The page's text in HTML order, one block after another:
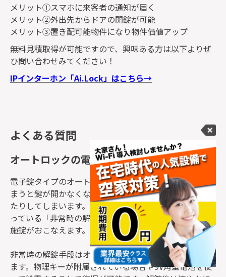
メリット①スマホに来客者の通知が届く
メリット②外出先からドアの開錠が可能
メリット③置き配可能物件になり物件価値アップ
無料見積取得が可能ですので、興味ある方は以下よりぜ
ひ問い合わせみてください！
IPインターホン「Ai.Lock」はこちら→
よくある質問
オートロックの電池切れの際の対処法は？
電子錠タイプのオートロックは、本体の電池が切れてし
まうと鍵が開かなくなったり、自動施錠ができなくなっ
たりしてしまいます。その場合は、オートロックに備わ
っている「非常時の解錠手段」を利用することで解錠・
施錠がおこなえます。
非常時の解錠手段はオートロックの種類によって異なり
ます。物理キーが附属されている場合や9V角型電池を使